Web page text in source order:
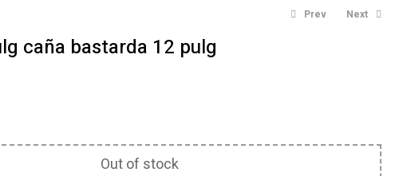
Prev Next
caña bastarda 12 pulg
Out of stock